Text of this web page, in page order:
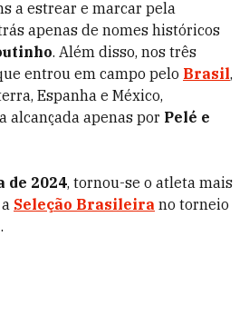
a estrear e marcar pela
apenas de nomes históricos
. Além disso, nos três
entrou em campo pelo Brasil,
Espanha e México,
alcançada apenas por Pelé e
de 2024, tornou-se o atleta mais
Seleção Brasileira no torneio